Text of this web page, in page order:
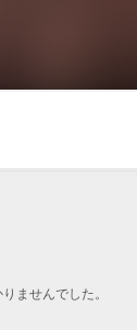
ませんでした。